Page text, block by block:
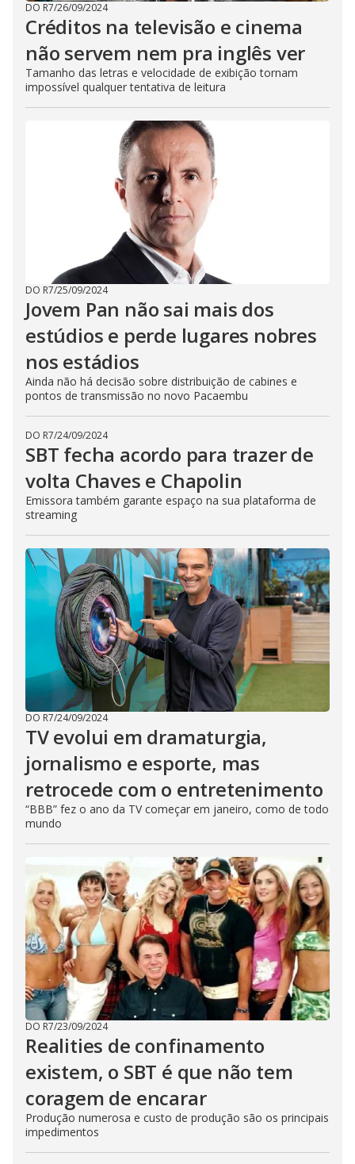
DO R7/26/09/2024
Créditos na televisão e cinema
não servem nem pra inglês ver
Tamanho das letras e velocidade de exibição tornam
impossível qualquer tentativa de leitura
DO R7/25/09/2024
Jovem Pan não sai mais dos
estúdios e perde lugares nobres
nos estádios
Ainda não há decisão sobre distribuição de cabines e
pontos de transmissão no novo Pacaembu
DO R7/24/09/2024
SBT fecha acordo para trazer de
volta Chaves e Chapolin
Emissora também garante espaço na sua plataforma de
streaming
DO R7/24/09/2024
TV evolui em dramaturgia,
jornalismo e esporte, mas
retrocede com o entretenimento
“BBB” fez o ano da TV começar em janeiro, como de todo
mundo
DO R7/23/09/2024
Realities de confinamento
existem, o SBT é que não tem
coragem de encarar
Produção numerosa e custo de produção são os principais
impedimentos